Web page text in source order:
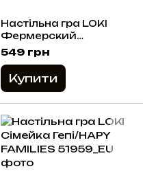
Настільна гра LOKI
Фермерский
форсаж/Farm and
Furious
549 грн
Купити